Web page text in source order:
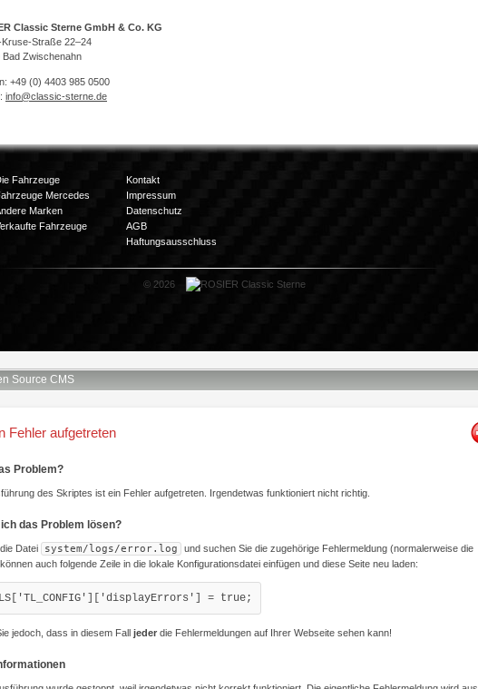
Classic Sterne GmbH & Co. KG
Kruse-Straße 22–24
Bad Zwischenahn
+49 (0) 4403 985 0500
info@classic-sterne.de
Fahrzeuge
Mercedes
Marken
Fahrzeuge
Kontakt
Impressum
Datenschutz
AGB
Haftungsausschluss
© 2026
Source CMS
Fehler aufgetreten
Problem?
des Skriptes ist ein Fehler aufgetreten. Irgendetwas funktioniert nicht richtig.
das Problem lösen?
Datei system/logs/error.log
und suchen Sie die zugehörige Fehlermeldung (normalerweise die
auch folgende Zeile in die lokale Konfigurationsdatei einfügen und diese Seite neu laden:
= true;
jedoch, dass in diesem Fall jeder die Fehlermeldungen auf Ihrer Webseite sehen kann!